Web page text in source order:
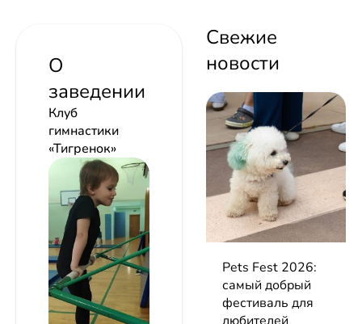
О
заведении
Клуб
гимнастики
«Тигренок»
Свежие
новости
Pets Fest 2026:
самый добрый
фестиваль для